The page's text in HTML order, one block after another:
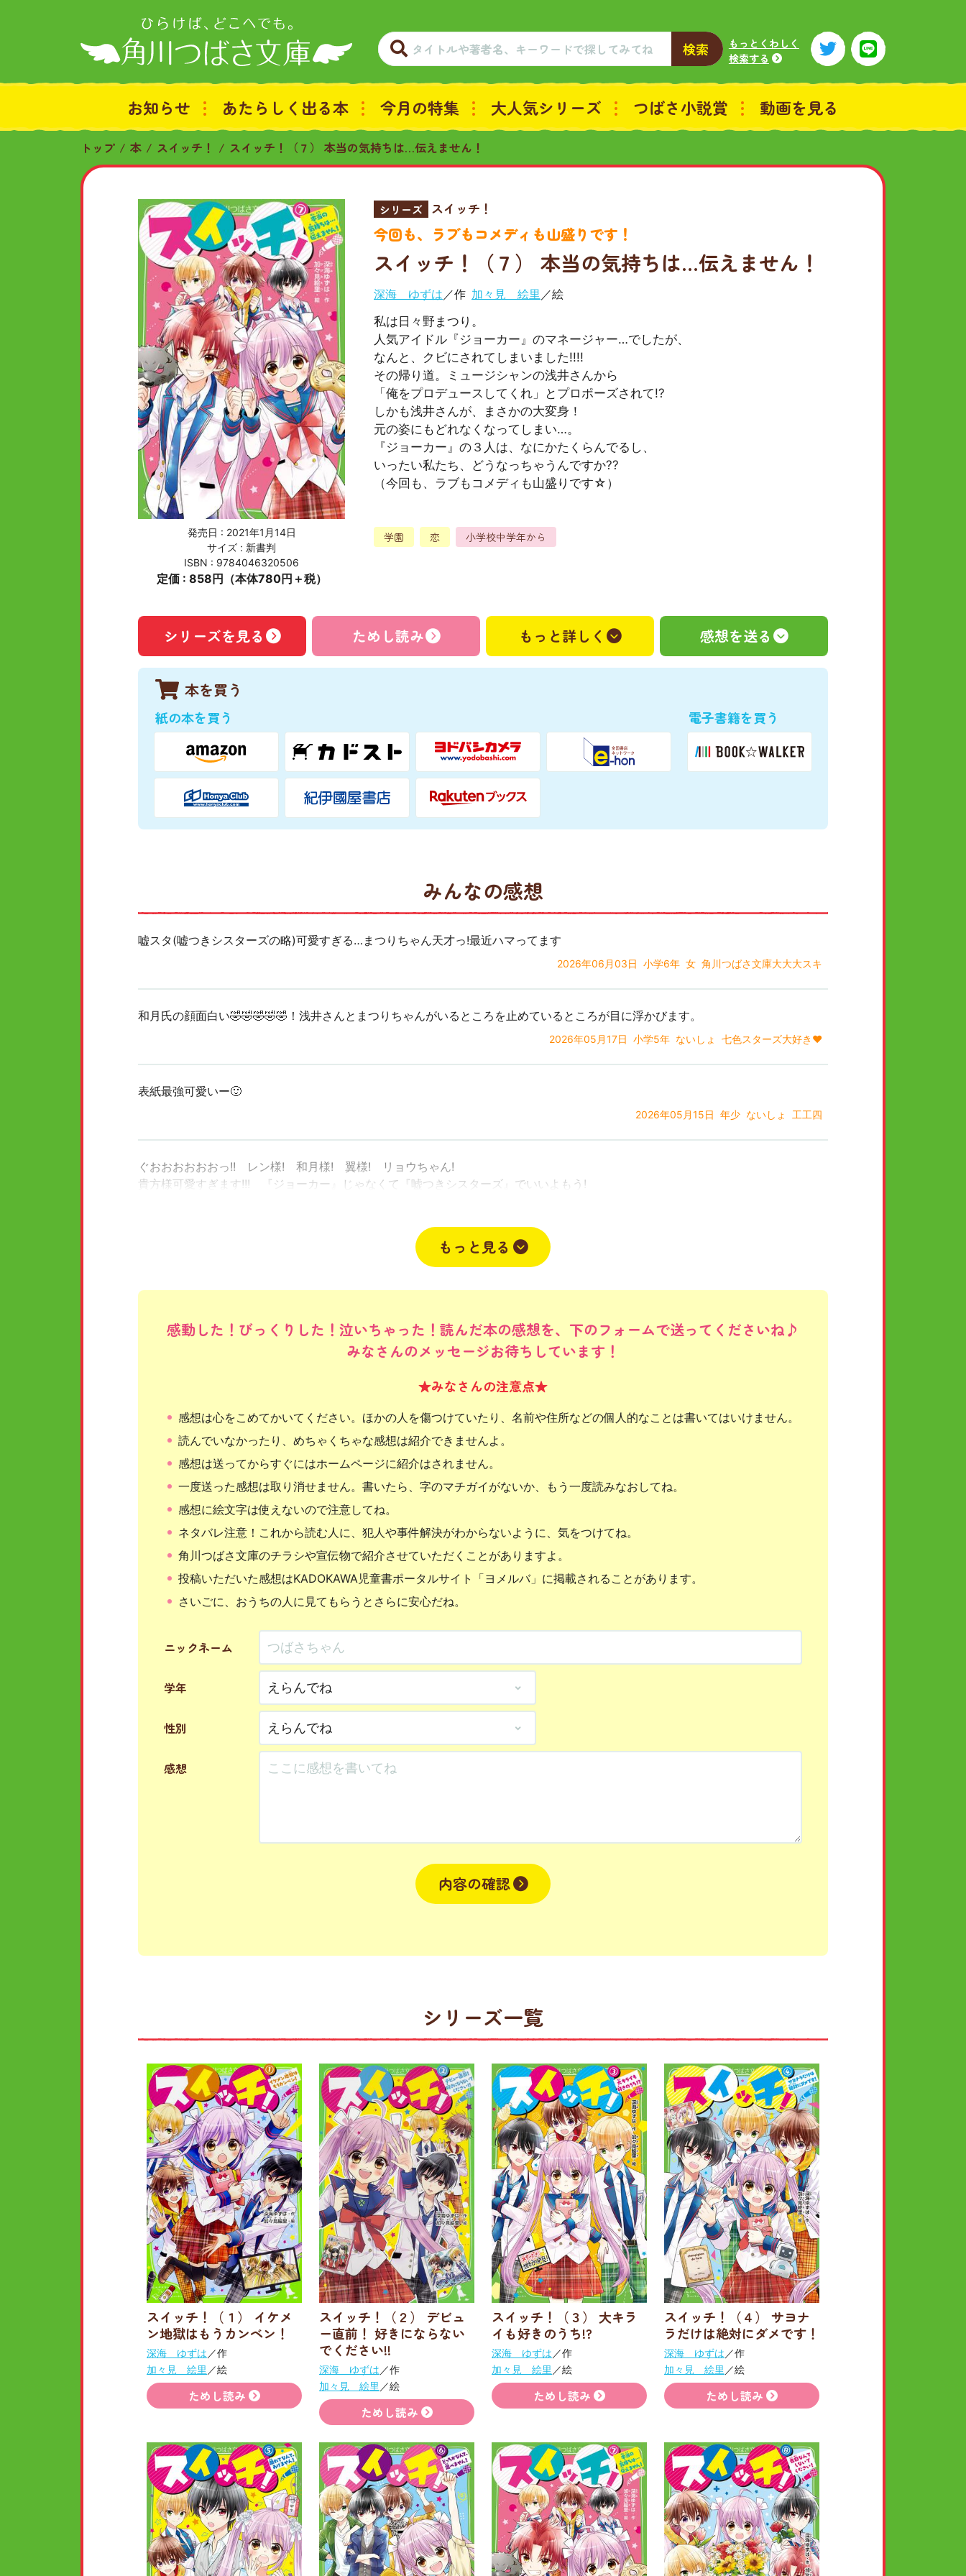
検索
もっとくわしく
検索する
お知らせ あたらしく出る本 今月の特集 大人気シリーズ つばさ小説賞 動画を見る
トップ 本 スイッチ！ スイッチ！（７） 本当の気持ちは…伝えません！
シリーズ スイッチ！
今回も、ラブもコメディも山盛りです！
スイッチ！（７） 本当の気持ちは…伝えません！
深海 ゆずは ／作 加々見 絵里 ／絵
発売日 : 2021年1月14日
サイズ : 新書判
ISBN : 9784046320506
定価 : 858円（本体780円＋税）
私は日々野まつり。
人気アイドル『ジョーカー』のマネージャー…でしたが、
なんと、クビにされてしまいました!!!!
その帰り道。ミュージシャンの浅井さんから
「俺をプロデュースしてくれ」とプロポーズされて!?
しかも浅井さんが、まさかの大変身！
元の姿にもどれなくなってしまい…。
『ジョーカー』の３人は、なにかたくらんでるし、
いったい私たち、どうなっちゃうんですか??
（今回も、ラブもコメディも山盛りです☆）
学園 恋 小学校中学年から
シリーズを見る ためし読み もっと詳しく 感想を送る
本を買う
紙の本を買う 電子書籍を買う
みんなの感想
嘘スタ(嘘つきシスターズの略)可愛すぎる…まつりちゃん天才っ!最近ハマってます
2026年06月03日 小学6年 女 角川つばさ文庫大大大スキ
和月氏の顔面白い🤣🤣🤣🤣🤣！浅井さんとまつりちゃんがいるところを止めているところが目に浮かびます。
2026年05月17日 小学5年 ないしょ 七色スターズ大好き❤️
表紙最強可愛いー🙂
2026年05月15日 年少 ないしょ 工工四
ぐおおおおおおっ!! レン様! 和月様! 翼様! リョウちゃん!
貴方様可愛すぎます!!! 『ジョーカー』じゃなくて『嘘つきシスターズ』でいいよもう!
もっと見る
感動した！びっくりした！泣いちゃった！読んだ本の感想を、下のフォームで送ってくださいね♪
みなさんのメッセージお待ちしています！
★みなさんの注意点★
感想は心をこめてかいてください。ほかの人を傷つけていたり、名前や住所などの個人的なことは書いてはいけません。
読んでいなかったり、めちゃくちゃな感想は紹介できませんよ。
感想は送ってからすぐにはホームページに紹介はされません。
一度送った感想は取り消せません。書いたら、字のマチガイがないか、もう一度読みなおしてね。
感想に絵文字は使えないので注意してね。
ネタバレ注意！これから読む人に、犯人や事件解決がわからないように、気をつけてね。
角川つばさ文庫のチラシや宣伝物で紹介させていただくことがありますよ。
投稿いただいた感想はKADOKAWA児童書ポータルサイト「ヨメルバ」に掲載されることがあります。
さいごに、おうちの人に見てもらうとさらに安心だね。
ニックネーム
学年
性別
感想
内容の確認
シリーズ一覧
スイッチ！（１） イケメ
ン地獄はもうカンベン！
深海 ゆずは ／作
加々見 絵里 ／絵
ためし読み
スイッチ！（２） デビュ
ー直前！ 好きにならない
でください!!
深海 ゆずは ／作
加々見 絵里 ／絵
ためし読み
スイッチ！（３） 大キラ
イも好きのうち!?
深海 ゆずは ／作
加々見 絵里 ／絵
ためし読み
スイッチ！（４） サヨナ
ラだけは絶対にダメです！
深海 ゆずは ／作
加々見 絵里 ／絵
ためし読み